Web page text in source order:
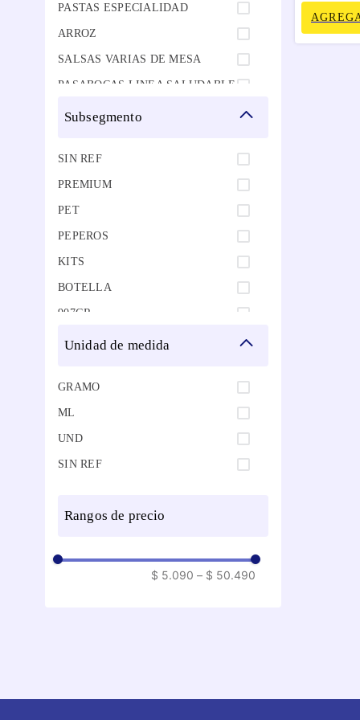
PASTAS ESPECIALIDAD
ARROZ
SALSAS VARIAS DE MESA
PASABOCAS LINEA SALUDABLE
PANADERIA SAL
OTRAS FRUTAS EN CONSERVA
MAZORQUITAS EN CONSERVA
CONDIMENTOS SECOS
ENTEROS
BEBIDAS DE COCO LINEA
subsegmento
SIN REF
PREMIUM
PET
PEPEROS
KITS
BOTELLA
907GR
unidad de medida
GRAMO
ML
UND
SIN REF
rangos de precio
$ 5.090 – $ 50.490